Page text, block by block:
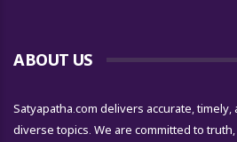
ABOUT US
Satyapatha.com delivers accurate,
diverse topics. We are committed to